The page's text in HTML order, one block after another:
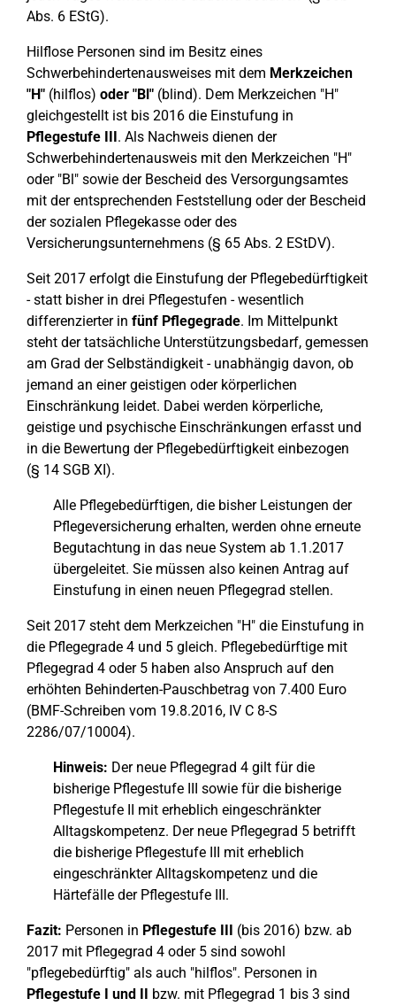
Abs. 6 EStG).
Hilflose Personen sind im Besitz eines
Schwerbehindertenausweises mit dem Merkzeichen
"H" (hilflos) oder "Bl" (blind). Dem Merkzeichen "H"
gleichgestellt ist bis 2016 die Einstufung in
Pflegestufe III. Als Nachweis dienen der
Schwerbehindertenausweis mit den Merkzeichen "H"
oder "Bl" sowie der Bescheid des Versorgungsamtes
mit der entsprechenden Feststellung oder der Bescheid
der sozialen Pflegekasse oder des
Versicherungsunternehmens (§ 65 Abs. 2 EStDV).
Seit 2017 erfolgt die Einstufung der Pflegebedürftigkeit
- statt bisher in drei Pflegestufen - wesentlich
differenzierter in fünf Pflegegrade. Im Mittelpunkt
steht der tatsächliche Unterstützungsbedarf, gemessen
am Grad der Selbständigkeit - unabhängig davon, ob
jemand an einer geistigen oder körperlichen
Einschränkung leidet. Dabei werden körperliche,
geistige und psychische Einschränkungen erfasst und
in die Bewertung der Pflegebedürftigkeit einbezogen
(§ 14 SGB XI).
Alle Pflegebedürftigen, die bisher Leistungen der
Pflegeversicherung erhalten, werden ohne erneute
Begutachtung in das neue System ab 1.1.2017
übergeleitet. Sie müssen also keinen Antrag auf
Einstufung in einen neuen Pflegegrad stellen.
Seit 2017 steht dem Merkzeichen "H" die Einstufung in
die Pflegegrade 4 und 5 gleich. Pflegebedürftige mit
Pflegegrad 4 oder 5 haben also Anspruch auf den
erhöhten Behinderten-Pauschbetrag von 7.400 Euro
(BMF-Schreiben vom 19.8.2016, IV C 8-S
2286/07/10004).
Hinweis: Der neue Pflegegrad 4 gilt für die
bisherige Pflegestufe III sowie für die bisherige
Pflegestufe II mit erheblich eingeschränkter
Alltagskompetenz. Der neue Pflegegrad 5 betrifft
die bisherige Pflegestufe III mit erheblich
eingeschränkter Alltagskompetenz und die
Härtefälle der Pflegestufe III.
Fazit: Personen in Pflegestufe III (bis 2016) bzw. ab
2017 mit Pflegegrad 4 oder 5 sind sowohl
"pflegebedürftig" als auch "hilflos". Personen in
Pflegestufe I und II bzw. mit Pflegegrad 1 bis 3 sind